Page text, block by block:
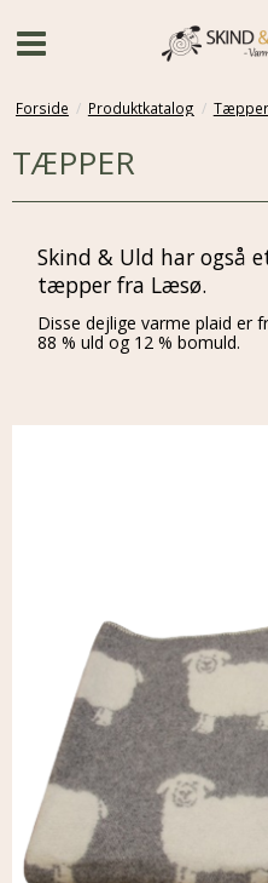
Forside / Produktkatalog / Tæpper
TÆPPER
Skind & Uld har også
tæpper fra Læsø.
Disse dejlige varme plaid er
88 % uld og 12 % bomuld.